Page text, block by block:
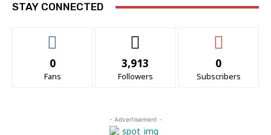
STAY CONNECTED
0
Fans
3,913
Followers
0
Subscribers
- Advertisement -